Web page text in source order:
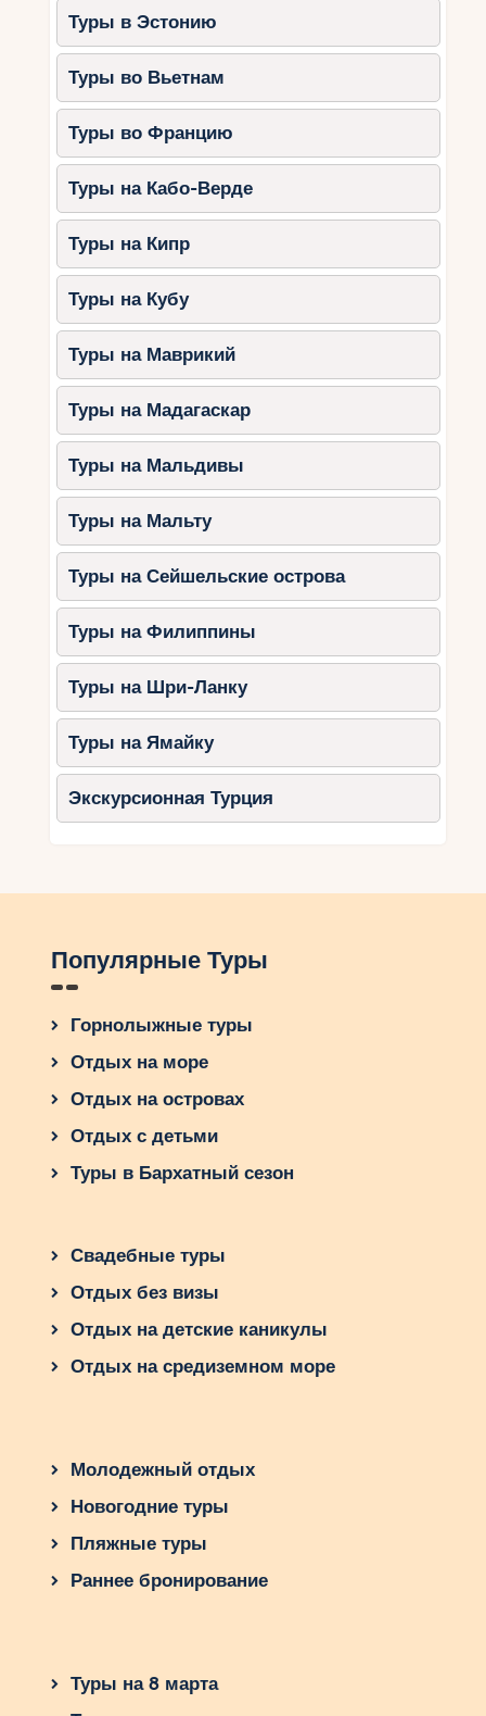
Туры в Эстонию
Туры во Вьетнам
Туры во Францию
Туры на Кабо-Верде
Туры на Кипр
Туры на Кубу
Туры на Маврикий
Туры на Мадагаскар
Туры на Мальдивы
Туры на Мальту
Туры на Сейшельские острова
Туры на Филиппины
Туры на Шри-Ланку
Туры на Ямайку
Экскурсионная Турция
Популярные Туры
Горнолыжные туры
Отдых на море
Отдых на островах
Отдых с детьми
Туры в Бархатный сезон
Свадебные туры
Отдых без визы
Отдых на детские каникулы
Отдых на средиземном море
Молодежный отдых
Новогодние туры
Пляжные туры
Раннее бронирование
Туры на 8 марта